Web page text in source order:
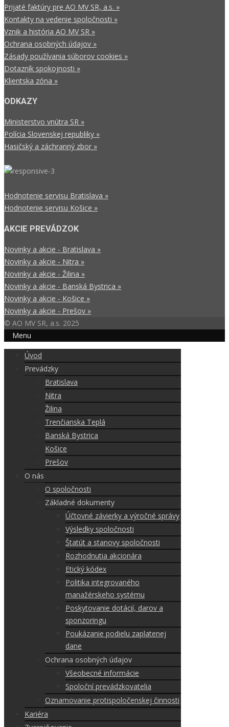
Prijaté faktúry pre AO MV SR, a.s. »
Kontakty na vedenie spoločnosti »
Vznik a história AO MV SR »
Ochrana osobných údajov »
Zásady používania súborov cookies »
Dotazník spokojnosti »
Klientska zóna »
ODKAZY
Ministerstvo vnútra SR »
Polícia Slovenskej republiky »
Hasičský a záchranný zbor »
Hodnotenie servisu Bratislava »
Hodnotenie servisu Košice »
AKCIE PREVÁDZOK
Novinky a akcie - Bratislava »
Novinky a akcie - Nitra »
Novinky a akcie - Žilina »
Novinky a akcie - Banská Bystrica »
Novinky a akcie - Košice »
Novinky a akcie - Prešov »
© AO MV SR, a.s. 2025
Menu
Úvod
Prevádzky
Bratislava
Nitra
Žilina
Trenčianska Teplá
Banská Bystrica
Košice
Prešov
O nás
O spoločnosti
Základné dokumenty
Účtovné závierky a výročné správy
Výsledky spoločnosti
Štatút a stanovy spoločnosti
Rozhodnutia akcionára
Etický kódex
Politika integrovaného
manažérskeho systému
Poskytovanie dotácií, darov a
sponzoringu
Poukázanie podielu zaplatenej
dane
Ochrana osobných údajov
Všeobecné informácie
Spoloční prevádzkovatelia
Oznamovanie protispoločenskej činnosti
Kariéra